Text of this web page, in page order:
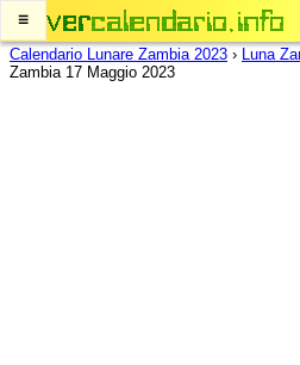
≡
Calendario Lunare Zambia 2023 › Luna
Zambia 17 Maggio 2023